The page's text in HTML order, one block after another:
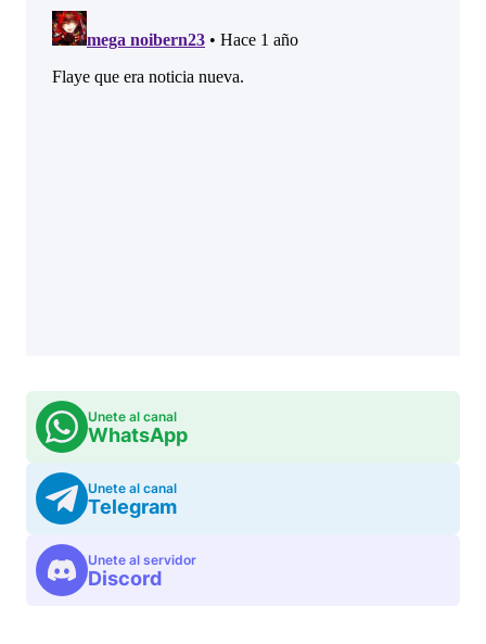
Unete al canal
WhatsApp
Unete al canal
Telegram
Unete al servidor
Discord